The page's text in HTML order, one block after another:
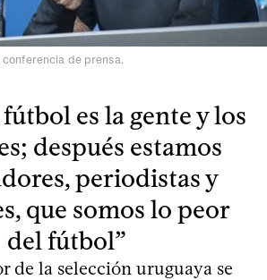
de prensa.
es la gente y los
después estamos
periodistas y
que somos lo peor
del fútbol”
de la selección uruguaya se